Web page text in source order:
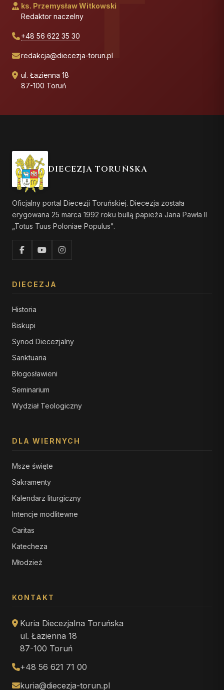
ks. Przemysław Witkowski
Redaktor naczelny
+48 56 622 35 30
redakcja@diecezja-torun.pl
ul. Łazienna 18
87-100 Toruń
DIECEZJA TORUŃSKA
Oficjalny portal Diecezji Toruńskiej. Diecezja została
erygowana 25 marca 1992 roku bullą papieża Jana Pawła II
„Totus Tuus Poloniae Populus".
DIECEZJA
Historia
Biskupi
Synod Diecezjalny
Sanktuaria
Błogosławieni
Seminarium
Wydział Teologiczny
DLA WIERNYCH
Msze święte
Sakramenty
Kalendarz liturgiczny
Intencje modlitewne
Caritas
Katecheza
Młodzież
KONTAKT
Kuria Diecezjalna Toruńska
ul. Łazienna 18
87-100 Toruń
+48 56 621 71 00
kuria@diecezja-torun.pl